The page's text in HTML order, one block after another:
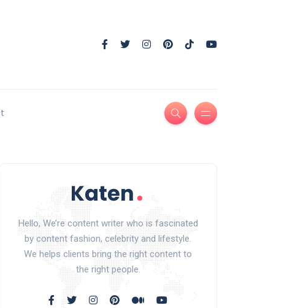
Hello, We’re content writer who is fascinated
by content fashion, celebrity and lifestyle.
We helps clients bring the right content to
the right people.